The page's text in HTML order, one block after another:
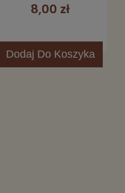
8,00 zł
Dodaj Do Koszyka